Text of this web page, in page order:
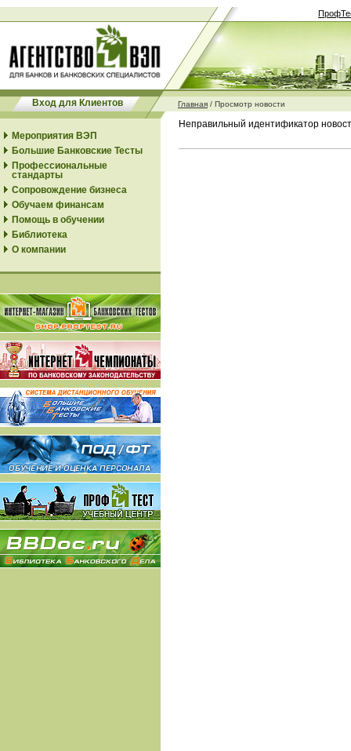
Вход для Клиентов Главная / Просмотр новости
Мероприятия ВЭП
Большие Банковские Тесты
Профессиональные
стандарты
Сопровождение бизнеса
Обучаем финансам
Помощь в обучении
Библиотека
О компании
Неправильный идентификатор